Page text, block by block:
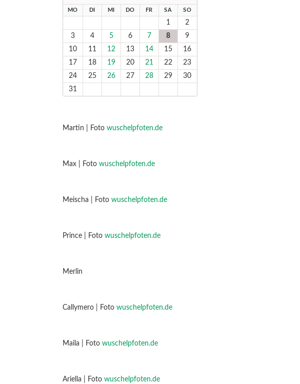
MO NTAGDI ENSTAG
MI TTWOCH
DO NNERSTAG
FR EITAG
SA MSTAG
SONNTAG
1
2
3
4 5 6 7 8
9
10
11 12 13 14 15
16
17
18 19 20 21 22
23
24
25 26 27 28 29
30
31
Martin | Foto wuschelpfoten.de
Max | Foto wuschelpfoten.de
Meischa | Foto wuschelpfoten.de
Prince | Foto wuschelpfoten.de
Merlin
Callymero | Foto wuschelpfoten.de
Maila | Foto wuschelpfoten.de
Ariella | Foto wuschelpfoten.de